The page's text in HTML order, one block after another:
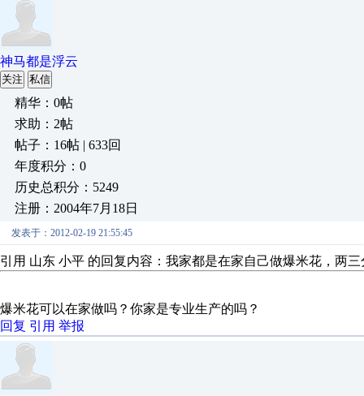
神马都是浮云
关注 私信
精华：0帖
求助：2帖
帖子：16帖 | 633回
年度积分：0
历史总积分：5249
注册：2004年7月18日
发表于：2012-02-19 21:55:45
引用 山东 小平 的回复内容：我家都是在家自己做爆米花，两
爆米花可以在家做吗？你家是专业生产的吗？
回复 引用 举报